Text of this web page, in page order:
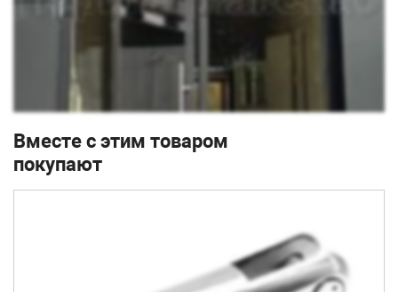
Вместе с этим товаром
покупают